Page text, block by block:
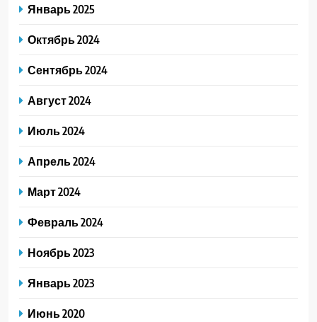
Январь 2025
Октябрь 2024
Сентябрь 2024
Август 2024
Июль 2024
Апрель 2024
Март 2024
Февраль 2024
Ноябрь 2023
Январь 2023
Июнь 2020